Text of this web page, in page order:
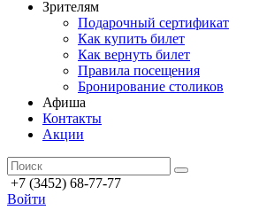
Зрителям
Подарочный сертификат
Как купить билет
Как вернуть билет
Правила посещения
Бронирование столиков
Афиша
Контакты
Акции
+7 (3452) 68-77-77
Войти